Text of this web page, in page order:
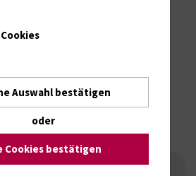
Medizinprodukte
Auswahl bestätigen
oder
Cookies bestätigen